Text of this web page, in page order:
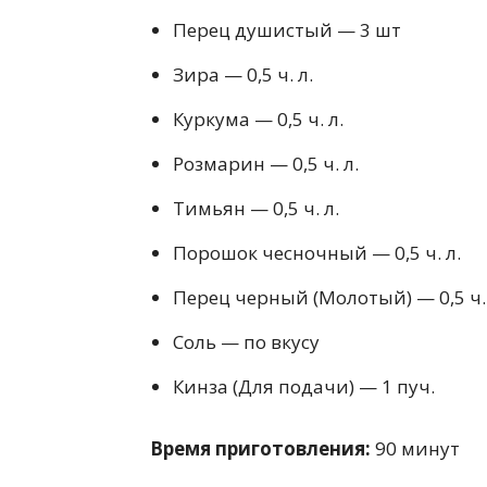
Перец душистый — 3 шт
Зира — 0,5 ч. л.
Куркума — 0,5 ч. л.
Розмарин — 0,5 ч. л.
Тимьян — 0,5 ч. л.
Порошок чесночный — 0,5 ч. л.
Перец черный (Молотый) — 0,5 ч.
Соль — по вкусу
Кинза (Для подачи) — 1 пуч.
Время приготовления: 90 минут